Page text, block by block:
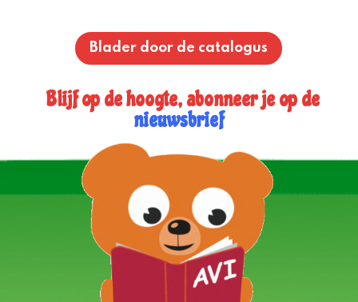
Blader door de catalogus
Blijf op de hoogte, abonneer je op de
nieuwsbrief